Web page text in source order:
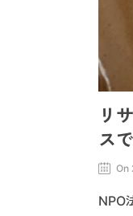
リ
ス
On
NPO